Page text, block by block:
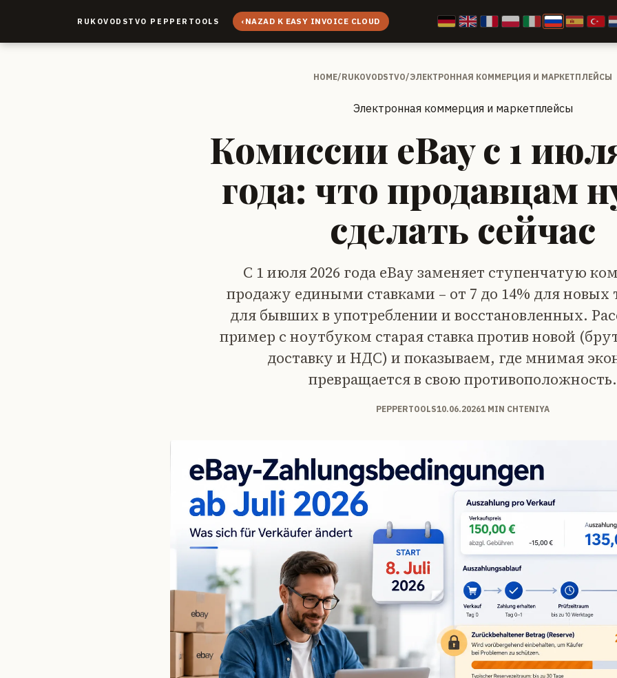
RUKOVODSTVO PEPPERTOOLS ‹ NAZAD K EASY INVOICE CLOUD
HOME/RUKOVODSTVO/ЭЛЕКТРОННАЯ КОММЕРЦИЯ И МАРКЕТПЛЕЙСЫ
Электронная коммерция и маркетплейсы
Комиссии eBay с 1
года: что продавцам
сделать сейчас
С 1 июля 2026 года eBay заменяет ступенчатую
продажу едиными ставками – от 7 до 14% для новых
для бывших в употреблении и восстановленных.
пример с ноутбуком старая ставка против новой
доставку и НДС) и показываем, где мнимая
превращается в свою противоположность.
PEPPERTOOLS10.06.20261 MIN CHTENIYA